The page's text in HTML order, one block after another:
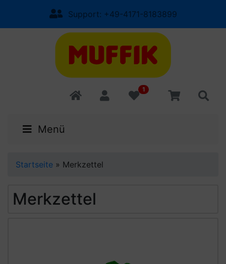
Support: +49-4171-8183899
1
Menü
Startseite » Merkzettel
Merkzettel